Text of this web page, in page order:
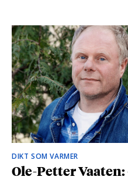
DIKT SOM VARMER
Ole-Petter Vaaten: